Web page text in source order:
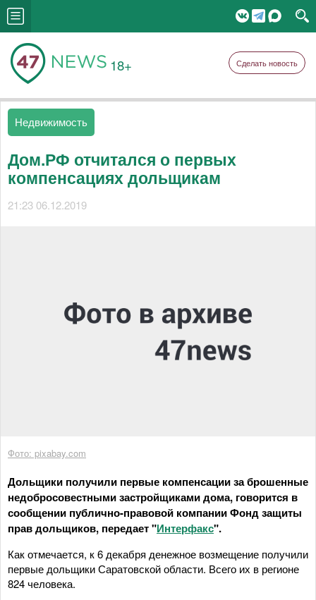
18+ Сделать новость
Недвижимость
Дом.РФ отчитался о первых
компенсациях дольщикам
21:23 06.12.2019
Фото: pixabay.com
Дольщики получили первые компенсации за брошенные
недобросовестными застройщиками дома, говорится в
сообщении публично-правовой компании Фонд защиты
прав дольщиков, передает "Интерфакс".
Как отмечается, к 6 декабря денежное возмещение получили
первые дольщики Саратовской области. Всего их в регионе
824 человека.